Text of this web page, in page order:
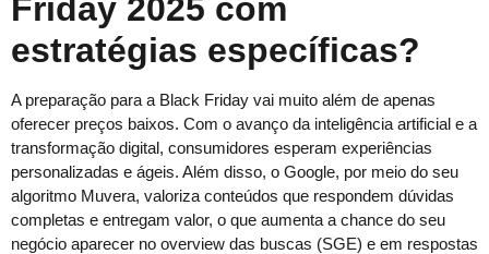
Friday 2025 com
estratégias específicas?
A preparação para a Black Friday vai muito além de apenas
oferecer preços baixos. Com o avanço da inteligência artificial e a
transformação digital, consumidores esperam experiências
personalizadas e ágeis. Além disso, o Google, por meio do seu
algoritmo Muvera, valoriza conteúdos que respondem dúvidas
completas e entregam valor, o que aumenta a chance do seu
negócio aparecer no overview das buscas (SGE) e em respostas